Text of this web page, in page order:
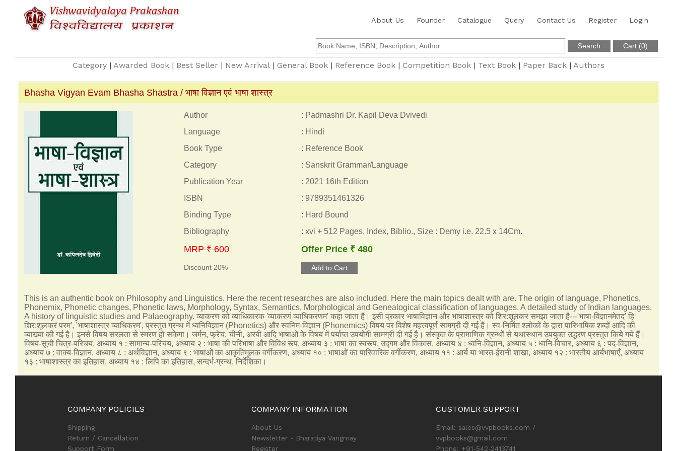
About Us Founder Catalogue Query Contact Us Register Login
Category | Awarded Book | Best Seller | New Arrival | General Book | Reference Book | Competition Book | Text Book | Paper Back | Authors
Bhasha Vigyan Evam Bhasha Shastra / भाषा विज्ञान एवं भाषा शास्त्र
Author
: Padmashri Dr. Kapil Deva Dvivedi
Language
: Hindi
Book Type
: Reference Book
Category
: Sanskrit Grammar/Language
Publication Year
: 2021 16th Edition
ISBN
: 9789351461326
Binding Type
: Hard Bound
Bibliography
: xvi + 512 Pages, Index, Biblio., Size : Demy i.e. 22.5 x 14Cm.
MRP ₹ 600
Discount 20%
Offer Price ₹ 480
This is an authentic book on Philosophy and Linguistics. Here the recent researches are also included. Here the main topics dealt with are. The origin of language, Phonetics,
Phonemix, Phonetic changes, Phonetic laws, Morphology, Syntax, Semantics, Morphological and Genealogical classification of languages. A detailed study of Indian languages,
A history of linguistic studies and Palaeography. व्याकरण को व्याधिकारक 'व्याकरणं व्याधिकरणम' कहा जाता है। इसी प्रकार भाषाविज्ञान और भाषाशास्त्र को शिर:शूलकर समझा जाता है---'भाषा-विज्ञानमेतद' हि
शिर:शूलकरं परम', 'भाषाशास्त्र व्याधिकरम', प्रस्तुत ग्रन्थ में ध्वनिविज्ञान (Phonetics) और स्वनिम-विज्ञान (Phonemics) विषय पर विशेष महत्त्वपूर्ण सामग्री दी गई है। स्व-निर्मित श्लोकों के द्वारा पारिभाषिक शब्दों आदि की
व्याख्या की गई है। इनसे विषय सरलता से स्मरण हो सकेगा। जर्मन, फ्रेंच, चीनी, अरबी आदि भाषाओं के विषय में पर्याप्त उपयोगी सामग्री दी गई है। संस्कृत के प्रामाणिक ग्रन्थों से यथास्थान उपयुक्त उद्धरण प्रस्तुत किये गये हैं।
विषय-सूची चित्र-परिचय, अध्याय १ : सामान्य-परिचय, अध्याय २ : भाषा की परिभाषा और विविध रूप, अध्याय ३ : भाषा का स्वरूप, उद्गम और विकास, अध्याय ४ : ध्वनि-विज्ञान, अध्याय ५ : ध्वनि-विचार, अध्याय ६ : पद-विज्ञान,
अध्याय ७ : वाक्य-विज्ञान, अध्याय ८ : अर्थविज्ञान, अध्याय ९ : भाषाओं का आकृतिमूलक वर्गीकरण, अध्याय १० : भाषाओं का पारिवारिक वर्गीकरण, अध्याय ११ : आर्य या भारत-ईरानी शाखा, अध्याय १२ : भारतीय आर्यभाषाएँ, अध्याय
१३ : भाषाशास्त्र का इतिहास, अध्याय १४ : लिपि का इतिहास, सन्दर्भ-ग्रन्थ, निर्देशिका।
COMPANY POLICIES
Shipping
Return / Cancellation
Support Form
COMPANY INFORMATION
About Us
Newsletter - Bharatiya Vangmay
Register
CUSTOMER SUPPORT
Email: sales@vvpbooks.com /
vvpbooks@gmail.com
Phone: +91-542-2413741